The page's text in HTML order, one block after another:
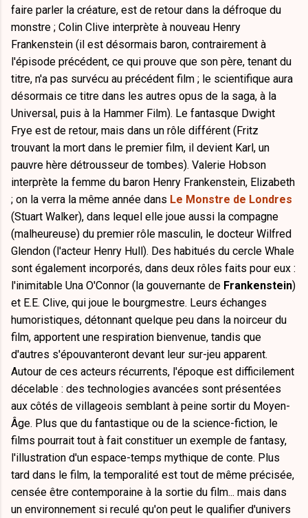
faire parler la créature, est de retour dans la défroque du
monstre ; Colin Clive interprète à nouveau Henry
Frankenstein (il est désormais baron, contrairement à
l'épisode précédent, ce qui prouve que son père, tenant du
titre, n'a pas survécu au précédent film ; le scientifique aura
désormais ce titre dans les autres opus de la saga, à la
Universal, puis à la Hammer Film). Le fantasque Dwight
Frye est de retour, mais dans un rôle différent (Fritz
trouvant la mort dans le premier film, il devient Karl, un
pauvre hère détrousseur de tombes). Valerie Hobson
interprète la femme du baron Henry Frankenstein, Elizabeth
; on la verra la même année dans Le Monstre de Londres
(Stuart Walker), dans lequel elle joue aussi la compagne
(malheureuse) du premier rôle masculin, le docteur Wilfred
Glendon (l'acteur Henry Hull). Des habitués du cercle Whale
sont également incorporés, dans deux rôles faits pour eux :
l'inimitable Una O'Connor (la gouvernante de Frankenstein)
et E.E. Clive, qui joue le bourgmestre. Leurs échanges
humoristiques, détonnant quelque peu dans la noirceur du
film, apportent une respiration bienvenue, tandis que
d'autres s'épouvanteront devant leur sur-jeu apparent.
Autour de ces acteurs récurrents, l'époque est difficilement
décelable : des technologies avancées sont présentées
aux côtés de villageois semblant à peine sortir du Moyen-
Âge. Plus que du fantastique ou de la science-fiction, le
films pourrait tout à fait constituer un exemple de fantasy,
l'illustration d'un espace-temps mythique de conte. Plus
tard dans le film, la temporalité est tout de même précisée,
censée être contemporaine à la sortie du film... mais dans
un environnement si reculé qu'on peut le qualifier d'univers